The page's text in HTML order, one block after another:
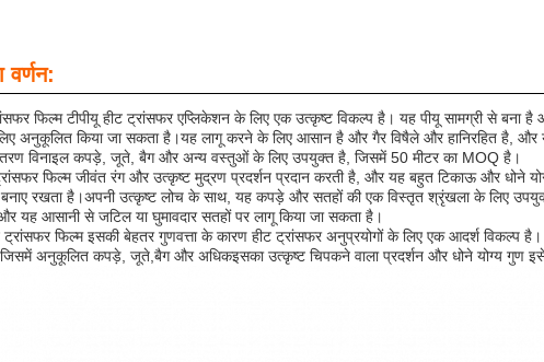
वर्णन:
फिल्म टीपीयू हीट ट्रांसफर एप्लिकेशन के लिए एक उत्कृष्ट विकल्प है। यह पीयू सामग्री से
अनुकूलित किया जा सकता है।यह लागू करने के लिए आसान है और गैर विषैले और हानिरहित है, और
विनाइल कपड़े, जूते, बैग और अन्य वस्तुओं के लिए उपयुक्त है, जिसमें 50 मीटर का MOQ है।
फिल्म जीवंत रंग और उत्कृष्ट मुद्रण प्रदर्शन प्रदान करती है, और यह बहुत टिकाऊ और धोने
बनाए रखता है।अपनी उत्कृष्ट लोच के साथ, यह कपड़े और सतहों की एक विस्तृत श्रृंखला के लिए
और यह आसानी से जटिल या घुमावदार सतहों पर लागू किया जा सकता है।
ट्रांसफर फिल्म इसकी बेहतर गुणवत्ता के कारण हीट ट्रांसफर अनुप्रयोगों के लिए एक आदर्श विकल्प
अनुकूलित कपड़े, जूते,बैग और अधिकइसका उत्कृष्ट चिपकने वाला प्रदर्शन और धोने योग्य गुण इसे